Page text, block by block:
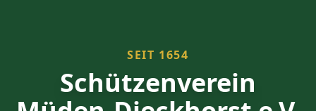
SEIT 1654
Schützenverein